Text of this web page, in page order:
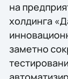
на
холдинга
заметно